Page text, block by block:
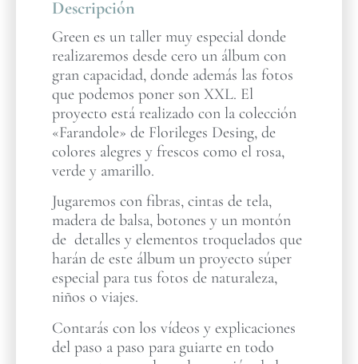
Descripción
Green es un taller muy especial donde
realizaremos desde cero un álbum con
gran capacidad, donde además las fotos
que podemos poner son XXL. El
proyecto está realizado con la colección
«Farandole» de Florileges Desing, de
colores alegres y frescos como el rosa,
verde y amarillo.
Jugaremos con fibras, cintas de tela,
madera de balsa, botones y un montón
de detalles y elementos troquelados que
harán de este álbum un proyecto súper
especial para tus fotos de naturaleza,
niños o viajes.
Contarás con los vídeos y explicaciones
del paso a paso para guiarte en todo